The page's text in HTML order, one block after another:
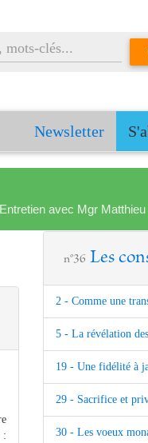
Newsletter
avec Mgr
:
n°36 Les
2 - Comme une
5 - La révélation
19 - Une fidélité à
29 - Sacrifice et
30 - Les voeux